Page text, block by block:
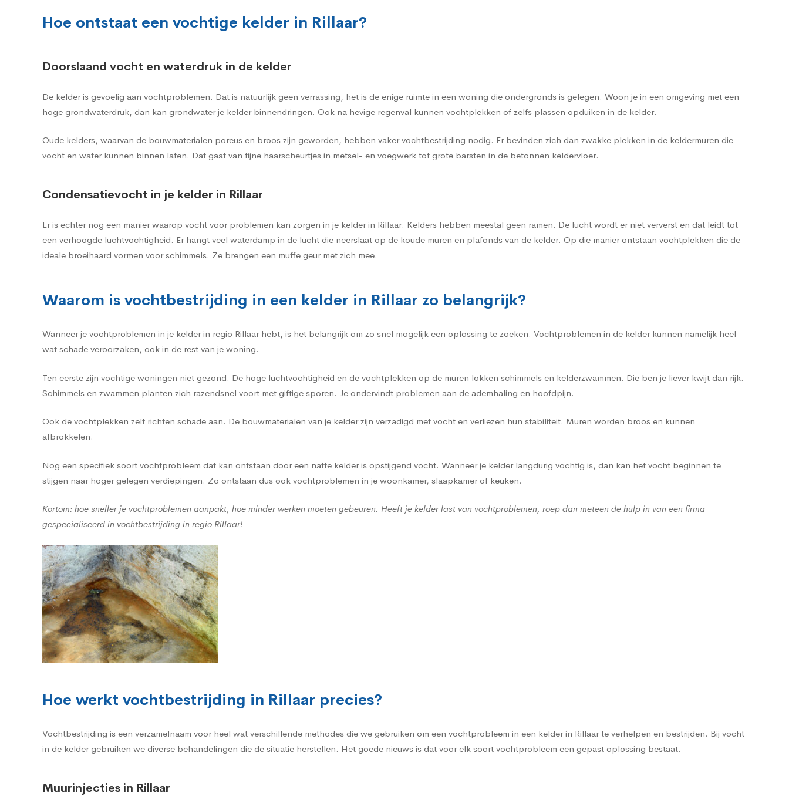
Hoe ontstaat een vochtige kelder in Rillaar?
Doorslaand vocht en waterdruk in de kelder
De kelder is gevoelig aan vochtproblemen. Dat is natuurlijk geen verrassing, het is de enige ruimte in een woning die ondergronds is gelegen. Woon je in een omgeving met een
hoge grondwaterdruk, dan kan grondwater je kelder binnendringen. Ook na hevige regenval kunnen vochtplekken of zelfs plassen opduiken in de kelder.
Oude kelders, waarvan de bouwmaterialen poreus en broos zijn geworden, hebben vaker vochtbestrijding nodig. Er bevinden zich dan zwakke plekken in de keldermuren die
vocht en water kunnen binnen laten. Dat gaat van fijne haarscheurtjes in metsel- en voegwerk tot grote barsten in de betonnen keldervloer.
Condensatievocht in je kelder in Rillaar
Er is echter nog een manier waarop vocht voor problemen kan zorgen in je kelder in Rillaar. Kelders hebben meestal geen ramen. De lucht wordt er niet ververst en dat leidt tot
een verhoogde luchtvochtigheid. Er hangt veel waterdamp in de lucht die neerslaat op de koude muren en plafonds van de kelder. Op die manier ontstaan vochtplekken die de
ideale broeihaard vormen voor schimmels. Ze brengen een muffe geur met zich mee.
Waarom is vochtbestrijding in een kelder in Rillaar zo belangrijk?
Wanneer je vochtproblemen in je kelder in regio Rillaar hebt, is het belangrijk om zo snel mogelijk een oplossing te zoeken. Vochtproblemen in de kelder kunnen namelijk heel
wat schade veroorzaken, ook in de rest van je woning.
Ten eerste zijn vochtige woningen niet gezond. De hoge luchtvochtigheid en de vochtplekken op de muren lokken schimmels en kelderzwammen. Die ben je liever kwijt dan rijk.
Schimmels en zwammen planten zich razendsnel voort met giftige sporen. Je ondervindt problemen aan de ademhaling en hoofdpijn.
Ook de vochtplekken zelf richten schade aan. De bouwmaterialen van je kelder zijn verzadigd met vocht en verliezen hun stabiliteit. Muren worden broos en kunnen
afbrokkelen.
Nog een specifiek soort vochtprobleem dat kan ontstaan door een natte kelder is opstijgend vocht. Wanneer je kelder langdurig vochtig is, dan kan het vocht beginnen te
stijgen naar hoger gelegen verdiepingen. Zo ontstaan dus ook vochtproblemen in je woonkamer, slaapkamer of keuken.
Kortom: hoe sneller je vochtproblemen aanpakt, hoe minder werken moeten gebeuren. Heeft je kelder last van vochtproblemen, roep dan meteen de hulp in van een firma
gespecialiseerd in vochtbestrijding in regio Rillaar!
Hoe werkt vochtbestrijding in Rillaar precies?
Vochtbestrijding is een verzamelnaam voor heel wat verschillende methodes die we gebruiken om een vochtprobleem in een kelder in Rillaar te verhelpen en bestrijden. Bij vocht
in de kelder gebruiken we diverse behandelingen die de situatie herstellen. Het goede nieuws is dat voor elk soort vochtprobleem een gepast oplossing bestaat.
Muurinjecties in Rillaar